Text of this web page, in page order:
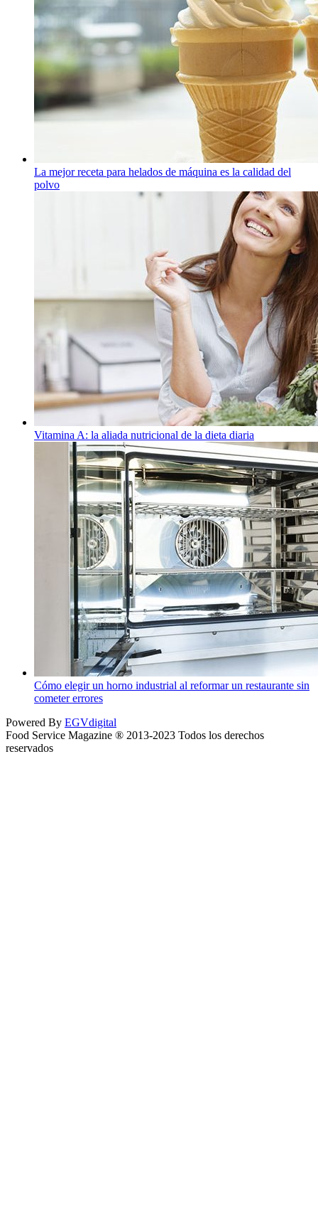
La mejor receta para helados de máquina es la calidad del
polvo
Vitamina A: la aliada nutricional de la dieta diaria
Cómo elegir un horno industrial al reformar un restaurante sin
cometer errores
Powered By EGVdigital
Food Service Magazine ® 2013-2023 Todos los derechos
reservados